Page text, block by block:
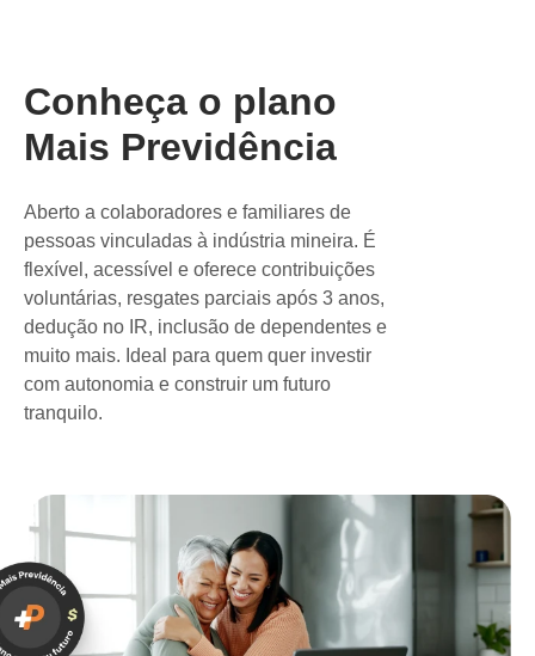
Conheça o plano
Mais Previdência
Aberto a colaboradores e familiares de
pessoas vinculadas à indústria mineira. É
flexível, acessível e oferece contribuições
voluntárias, resgates parciais após 3 anos,
dedução no IR, inclusão de dependentes e
muito mais. Ideal para quem quer investir
com autonomia e construir um futuro
tranquilo.